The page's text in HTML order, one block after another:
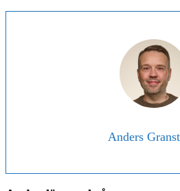
Anders